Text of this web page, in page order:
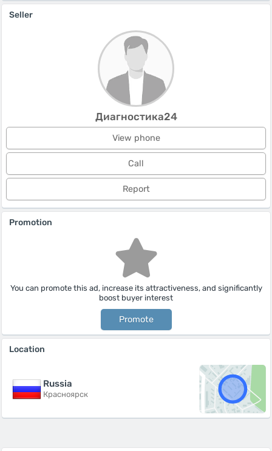
Seller
Диагностика24
View phone
Call
Report
Promotion
You can promote this ad, increase its attractiveness, and significantly
boost buyer interest
Promote
Location
Russia
Красноярск